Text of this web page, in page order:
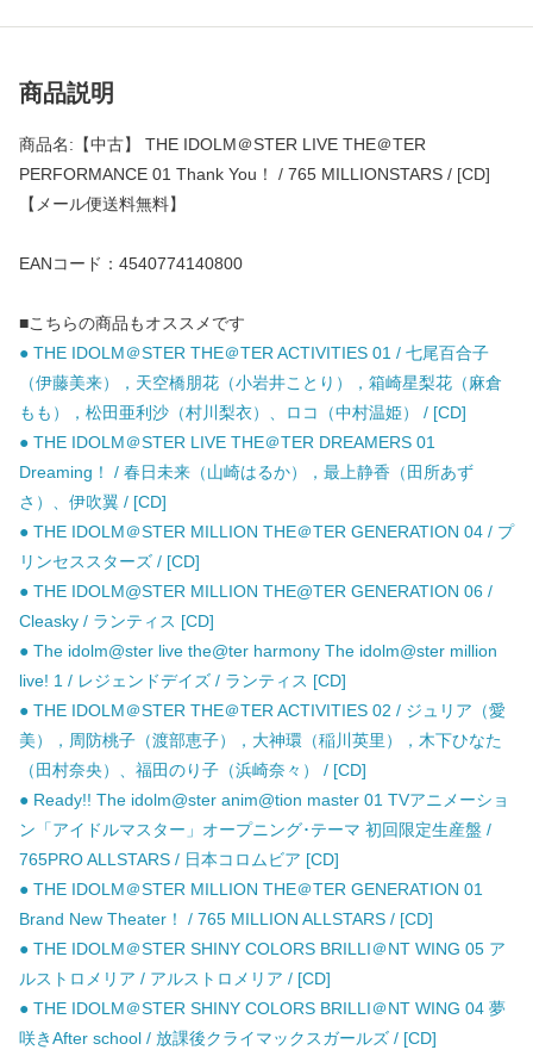
商品説明
商品名:【中古】 THE IDOLM＠STER LIVE THE＠TER
PERFORMANCE 01 Thank You！ / 765 MILLIONSTARS / [CD]
【メール便送料無料】
EANコード：4540774140800
■こちらの商品もオススメです
● THE IDOLM＠STER THE＠TER ACTIVITIES 01 / 七尾百合子
（伊藤美来），天空橋朋花（小岩井ことり），箱崎星梨花（麻倉
もも），松田亜利沙（村川梨衣）、ロコ（中村温姫） / [CD]
● THE IDOLM＠STER LIVE THE＠TER DREAMERS 01
Dreaming！ / 春日未来（山崎はるか），最上静香（田所あず
さ）、伊吹翼 / [CD]
● THE IDOLM＠STER MILLION THE＠TER GENERATION 04 / プ
リンセススターズ / [CD]
● THE IDOLM@STER MILLION THE@TER GENERATION 06 /
Cleasky / ランティス [CD]
● The idolm@ster live the@ter harmony The idolm@ster million
live! 1 / レジェンドデイズ / ランティス [CD]
● THE IDOLM＠STER THE＠TER ACTIVITIES 02 / ジュリア（愛
美），周防桃子（渡部恵子），大神環（稲川英里），木下ひなた
（田村奈央）、福田のり子（浜崎奈々） / [CD]
● Ready!! The idolm@ster anim@tion master 01 TVアニメーショ
ン「アイドルマスター」オープニング･テーマ 初回限定生産盤 /
765PRO ALLSTARS / 日本コロムビア [CD]
● THE IDOLM＠STER MILLION THE＠TER GENERATION 01
Brand New Theater！ / 765 MILLION ALLSTARS / [CD]
● THE IDOLM＠STER SHINY COLORS BRILLI＠NT WING 05 ア
ルストロメリア / アルストロメリア / [CD]
● THE IDOLM＠STER SHINY COLORS BRILLI＠NT WING 04 夢
咲きAfter school / 放課後クライマックスガールズ / [CD]